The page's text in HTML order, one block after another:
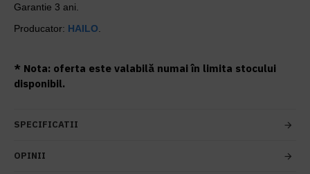
Garantie 3 ani.
Producator: HAILO
* Nota: oferta este valabilă numai în limita stocului
disponibil.
SPECIFICATII
OPINII